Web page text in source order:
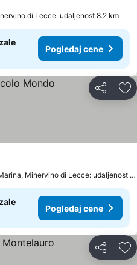
di Lecce: udaljenost 8.2 km
Pogledaj cene
Deli
Minervino di Lecce: udaljenost
Pogledaj cene
Deli